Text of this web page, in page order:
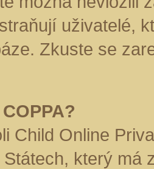
uživatelé,
Zkuste se
Child Online
který má